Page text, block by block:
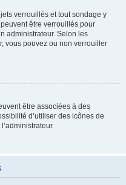
verrouillés et tout sondage y
être verrouillés pour
administrateur. Selon les
vous pouvez ou non verrouiller
être associées à des
d’utiliser des icônes de